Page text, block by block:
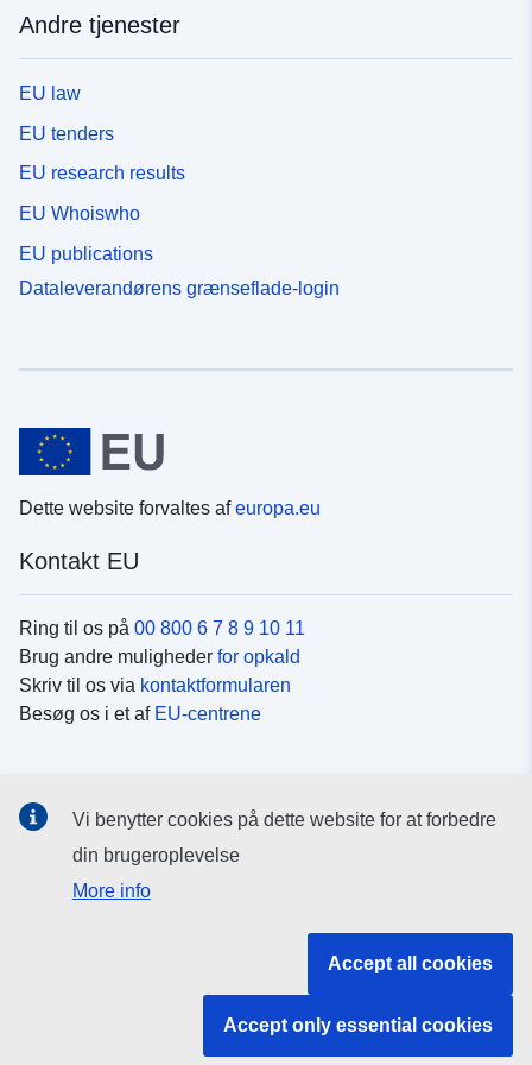
Andre tjenester
EU law
EU tenders
EU research results
EU Whoiswho
EU publications
Dataleverandørens grænseflade-login
Dette website forvaltes afeuropa.eu
Kontakt EU
Ring til os på 00 800 6 7 8 9 10 11
Brug andre muligheder for opkald
Skriv til os via kontaktformularen
Besøg os i et af EU-centrene
Søg efter EU's sider påsociale medier
EU-institutioner og -organer
Vi benytter cookies på dette website for at forbedre
din brugeroplevelse
More info
Accept all cookies
Accept only essential cookies